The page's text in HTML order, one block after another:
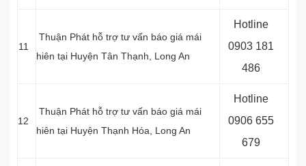
11
Thuận Phát hỗ trợ tư vấn báo giá mái
hiên tại Huyện Tân Thạnh , Long An
Hotline
0903 181
486
12
Thuận Phát hỗ trợ tư vấn báo giá mái
hiên tại Huyện Thạnh Hóa , Long An
Hotline
0906 655
679